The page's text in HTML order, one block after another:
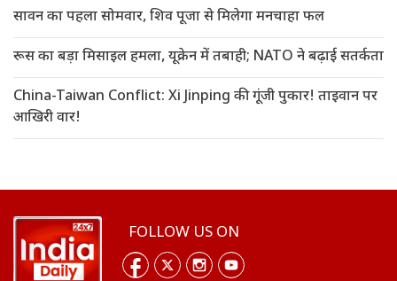
सावन का पहला सोमवार, शिव पूजा से मिलेगा मनचाहा फल
रूस का बड़ा मिसाइल हमला, यूक्रेन में तबाही; NATO ने बढ़ाई सतर्कता
China-Taiwan Conflict: Xi Jinping की गूंजी पुकार! ताइवान पर
आखिरी वार!
FOLLOW US ON